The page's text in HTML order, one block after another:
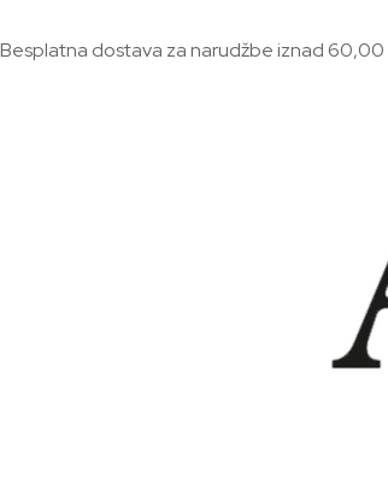
Besplatna dostava za narudžbe iznad